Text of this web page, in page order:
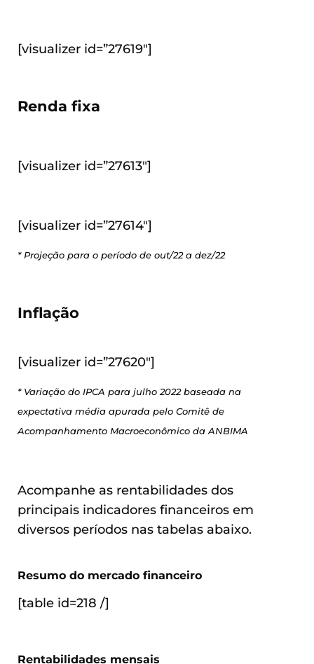
[visualizer id=”27619″]
Renda fixa
[visualizer id=”27613″]
[visualizer id=”27614″]
* Projeção para o período de out/22 a dez/22
Inflação
[visualizer id=”27620″]
* Variação do IPCA para julho 2022 baseada na
expectativa média apurada pelo Comitê de
Acompanhamento Macroeconômico da ANBIMA
Acompanhe as rentabilidades dos
principais indicadores financeiros em
diversos períodos nas tabelas abaixo.
Resumo do mercado financeiro
[table id=218 /]
Rentabilidades mensais